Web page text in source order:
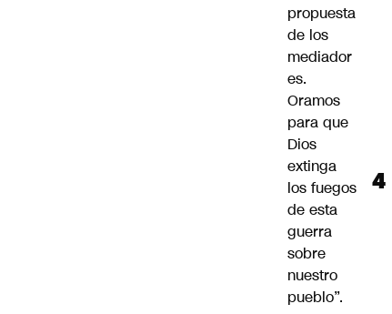
propuesta
de los
mediador
es.
Oramos
para que
Dios
extinga
los fuegos
de esta
guerra
sobre
nuestro
pueblo”.